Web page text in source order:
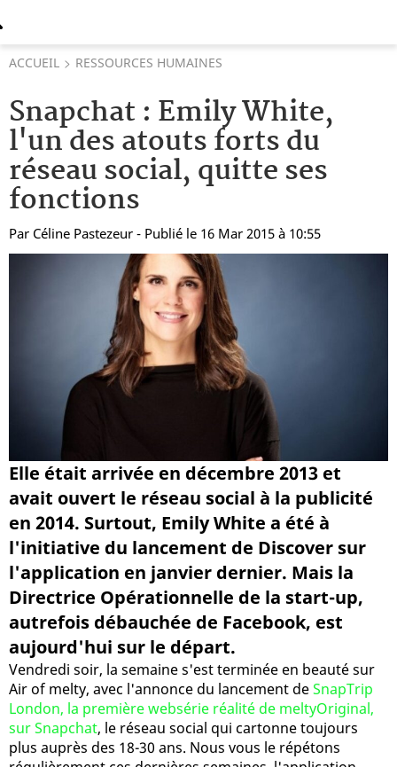
ACCUEIL RESSOURCES HUMAINES
Snapchat : Emily White,
l'un des atouts forts du
réseau social, quitte ses
fonctions
Par Céline Pastezeur - Publié le 16 Mar 2015 à 10:55
Elle était arrivée en décembre 2013 et
avait ouvert le réseau social à la publicité
en 2014. Surtout, Emily White a été à
l'initiative du lancement de Discover sur
l'application en janvier dernier. Mais la
Directrice Opérationnelle de la start-up,
autrefois débauchée de Facebook, est
aujourd'hui sur le départ.
Vendredi soir, la semaine s'est terminée en beauté sur
Air of melty, avec l'annonce du lancement deSnapTrip
London, la première websérie réalité de meltyOriginal,
sur Snapchat, le réseau social qui cartonne toujours
plus auprès des 18-30 ans. Nous vous le répétons